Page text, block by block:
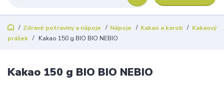
Zdravé potraviny a nápoje Nápoje Kakao a karob
Kakaový
prášek
Kakao 150 g BIO BIO NEBIO
Kakao 150 g BIO BIO NEBIO